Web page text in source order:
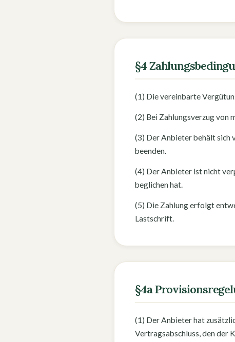
§4
(1) Die vereinbarte
(2) Bei Zahlungsverzug von
(3) Der Anbieter behält sich
beenden.
(4) Der Anbieter ist nicht
beglichen hat.
(5) Die Zahlung erfolgt
Lastschrift.
§4a
(1) Der Anbieter hat
Vertragsabschluss, den der